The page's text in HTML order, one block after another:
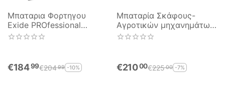
Μπαταρια Φορτηγου
Exide PROfessional
EG1250 125AH 760EN
€18499€20499 -10%
Μπαταρία Σκάφους-
Αγροτικών μηχανημάτων
Bosch T3040 12V 125AH
€21000€22500 -7%